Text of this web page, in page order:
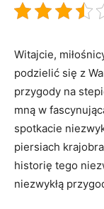
Witajcie,
podzielić się z
przygody na
mną w
spotkacie
piersiach
historię tego
niezwykłą